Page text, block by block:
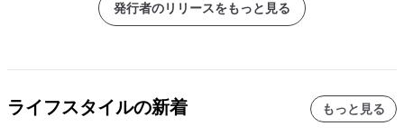
発行者のリリースをもっと見る
ライフスタイルの新着 もっと見る